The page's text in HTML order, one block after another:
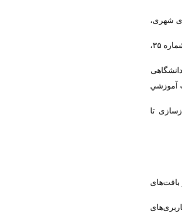
شهری،
۶. امین زاده، بهناز و محمد نقی زاده. (۱۳۸۱). آرمانشهر اسلام: شهر عدالت، فصلنامه علمی پژوهشی صفه، سال دوازدهم، شماره ۳۵،
و عدالت آموزشي
از بازسازی تا
نو در بافت‌های
از کاربری‌های